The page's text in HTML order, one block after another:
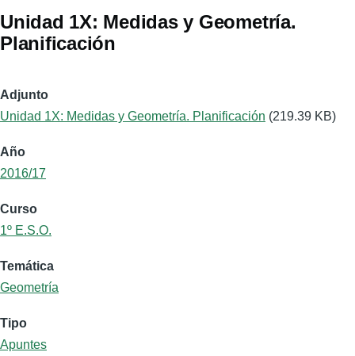
Unidad 1X: Medidas y Geometría.
Planificación
Adjunto
Unidad 1X: Medidas y Geometría. Planificación (219.39 KB)
Año
2016/17
Curso
1º E.S.O.
Temática
Geometría
Tipo
Apuntes